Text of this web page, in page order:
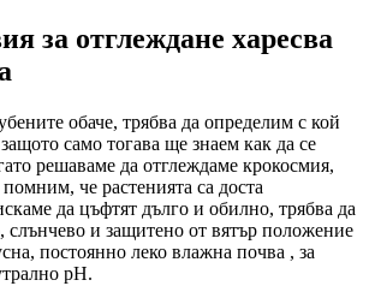
за отглеждане харесва
обаче, трябва да определим с кой
само тогава ще знаем как да се
решаваме да отглеждаме крокосмия,
че растенията са доста
да цъфтят дълго и обилно, трябва да
и защитено от вятър положение
постоянно леко влажна почва , за
рН.